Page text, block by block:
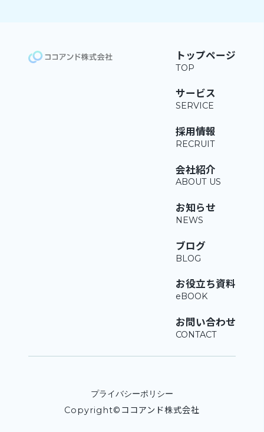
トップページ
サービス
採用情報
会社紹介
お知らせ
ブログ
お役立ち資料
お問い合わせ
プライバシーポリシー
Copyright©ココアンド株式会社